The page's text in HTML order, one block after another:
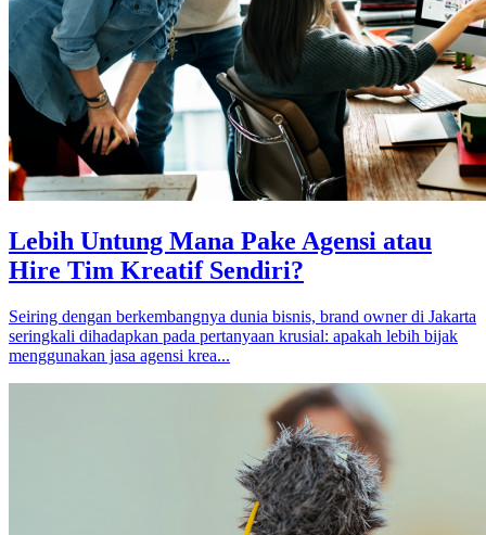
Lebih Untung Mana Pake Agensi atau
Hire Tim Kreatif Sendiri?
Seiring dengan berkembangnya dunia bisnis, brand owner di Jakarta
seringkali dihadapkan pada pertanyaan krusial: apakah lebih bijak
menggunakan jasa agensi krea...